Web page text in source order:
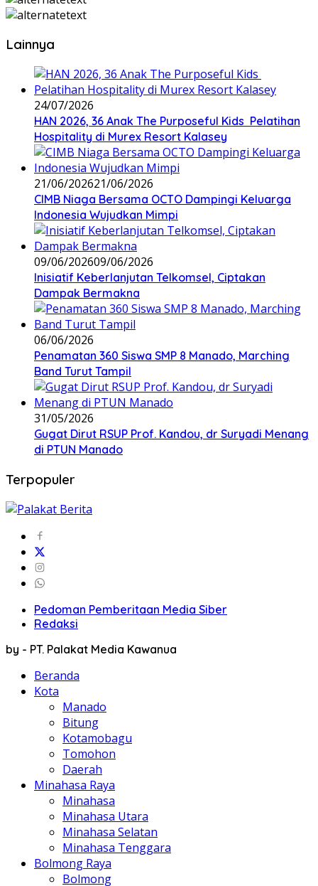
Lainnya
24/07/2026
HAN 2026, 36 Anak The Purposeful Kids Pelatihan
Hospitality di Murex Resort Kalasey
21/06/202621/06/2026
CIMB Niaga Bersama OCTO Dampingi Keluarga
Indonesia Wujudkan Mimpi
09/06/202609/06/2026
Inisiatif Keberlanjutan Telkomsel, Ciptakan
Dampak Bermakna
06/06/2026
Penamatan 360 Siswa SMP 8 Manado, Marching
Band Turut Tampil
31/05/2026
Gugat Dirut RSUP Prof. Kandou, dr Suryadi Menang
di PTUN Manado
Terpopuler
Pedoman Pemberitaan Media Siber
Redaksi
by - PT. Palakat Media Kawanua
Beranda
Kota
Manado
Bitung
Kotamobagu
Tomohon
Daerah
Minahasa Raya
Minahasa
Minahasa Utara
Minahasa Selatan
Minahasa Tenggara
Bolmong Raya
Bolmong